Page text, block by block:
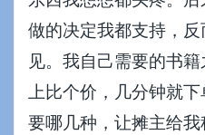
做的决定我都支持，
见。我自己需要的书
上比个价，几分钟就
要哪几种，让摊主给